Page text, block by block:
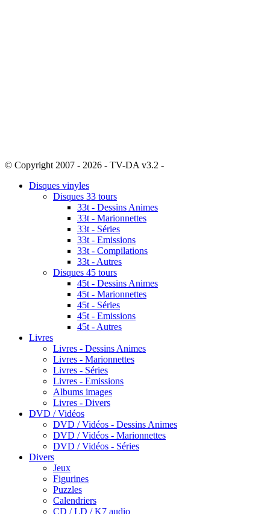
© Copyright 2007 - 2026 - TV-DA v3.2 -
Disques vinyles
Disques 33 tours
33t - Dessins Animes
33t - Marionnettes
33t - Séries
33t - Emissions
33t - Compilations
33t - Autres
Disques 45 tours
45t - Dessins Animes
45t - Marionnettes
45t - Séries
45t - Emissions
45t - Autres
Livres
Livres - Dessins Animes
Livres - Marionnettes
Livres - Séries
Livres - Emissions
Albums images
Livres - Divers
DVD / Vidéos
DVD / Vidéos - Dessins Animes
DVD / Vidéos - Marionnettes
DVD / Vidéos - Séries
Divers
Jeux
Figurines
Puzzles
Calendriers
CD / LD / K7 audio